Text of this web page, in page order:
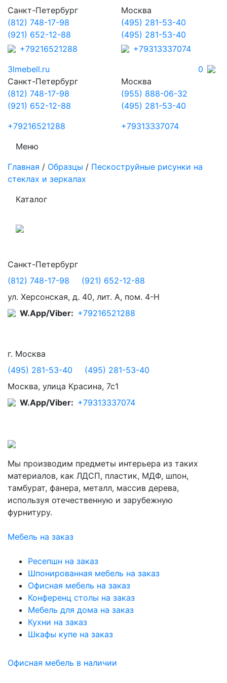
Санкт-Петербург
(812) 748-17-98
(921) 652-12-88
+79216521288
Москва
(495) 281-53-40
(495) 281-53-40
+79313337074
3lmebell.ru
Санкт-Петербург
(812) 748-17-98
(921) 652-12-88
+79216521288
Москва
(955) 888-06-32
(495) 281-53-40
+79313337074
0
Меню
Главная / Образцы / Пескоструйные рисунки на
стеклах и зеркалах
Каталог
Санкт-Петербург
(812) 748-17-98
(921) 652-12-88
ул. Херсонская, д. 40, лит. А, пом. 4-Н
W.App/Viber: +79216521288
г. Москва
(495) 281-53-40
(495) 281-53-40
Москва, улица Красина, 7с1
W.App/Viber: +79313337074
Мы производим предметы интерьера из таких
материалов, как ЛДСП, пластик, МДФ, шпон,
тамбурат, фанера, металл, массив дерева,
используя отечественную и зарубежную
фурнитуру.
Мебель на заказ
Ресепшн на заказ
Шпонированная мебель на заказ
Офисная мебель на заказ
Конференц столы на заказ
Мебель для дома на заказ
Кухни на заказ
Шкафы купе на заказ
Офисная мебель в наличии